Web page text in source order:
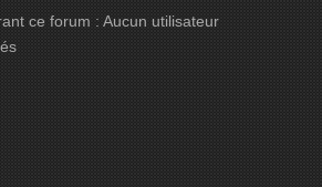
ce forum : Aucun utilisateur